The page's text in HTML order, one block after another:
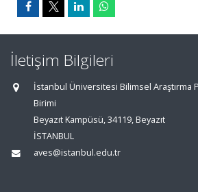
İletişim Bilgileri
İstanbul Üniversitesi Bilimsel Araştırma
Birimi
Beyazıt Kampüsü, 34119, Beyazıt
İSTANBUL
aves@istanbul.edu.tr